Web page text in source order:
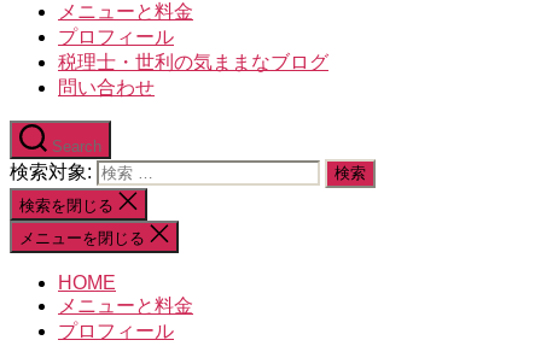
メニューと料金
プロフィール
税理士・世利の気ままなブログ
問い合わせ
Search
検索対象:
検索を閉じる
メニューを閉じる
HOME
メニューと料金
プロフィール